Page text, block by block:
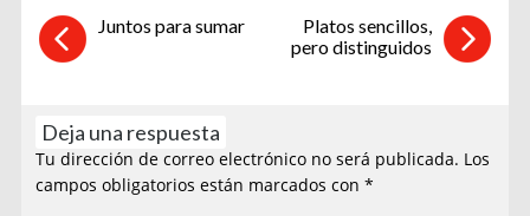
Juntos para sumar
Platos sencillos,
pero distinguidos
Deja una respuesta
Tu dirección de correo electrónico no será publicada. Los
campos obligatorios están marcados con*